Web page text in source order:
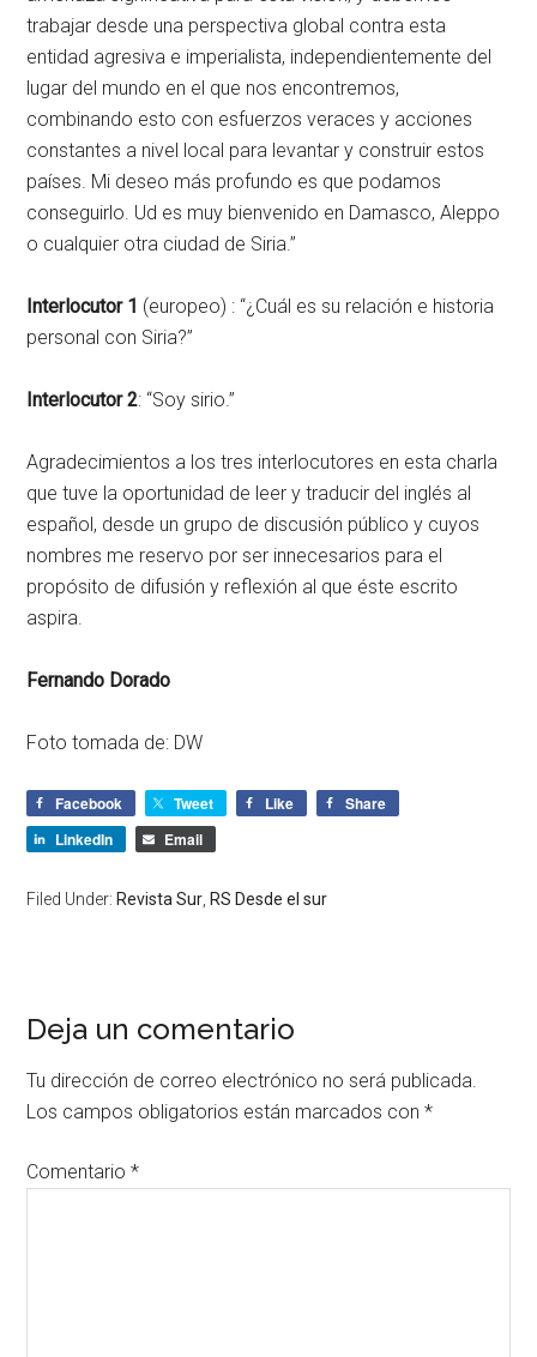
trabajar desde una perspectiva global contra esta
entidad agresiva e imperialista, independientemente del
lugar del mundo en el que nos encontremos,
combinando esto con esfuerzos veraces y acciones
constantes a nivel local para levantar y construir estos
países. Mi deseo más profundo es que podamos
conseguirlo. Ud es muy bienvenido en Damasco, Aleppo
o cualquier otra ciudad de Siria.”
Interlocutor 1 (europeo) : “¿Cuál es su relación e historia
personal con Siria?”
Interlocutor 2: “Soy sirio.”
Agradecimientos a los tres interlocutores en esta charla
que tuve la oportunidad de leer y traducir del inglés al
español, desde un grupo de discusión público y cuyos
nombres me reservo por ser innecesarios para el
propósito de difusión y reflexión al que éste escrito
aspira.
Fernando Dorado
Foto tomada de: DW
Facebook Tweet Like
Share
LinkedIn
Email
Filed Under: Revista Sur RS Desde el sur
Deja un comentario
Tu dirección de correo electrónico no será publicada.
Los campos obligatorios están marcados con*
Comentario*